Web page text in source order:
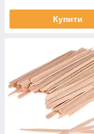
Купити